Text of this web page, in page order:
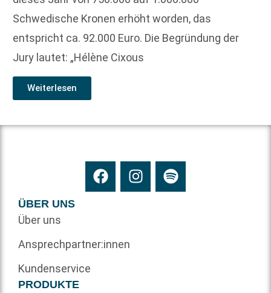
Schwedische Kronen erhöht worden, das
entspricht ca. 92.000 Euro. Die Begründung der
Jury lautet: „Hélène Cixous
Weiterlesen
ÜBER UNS
Über uns
Ansprechpartner:innen
Kundenservice
PRODUKTE